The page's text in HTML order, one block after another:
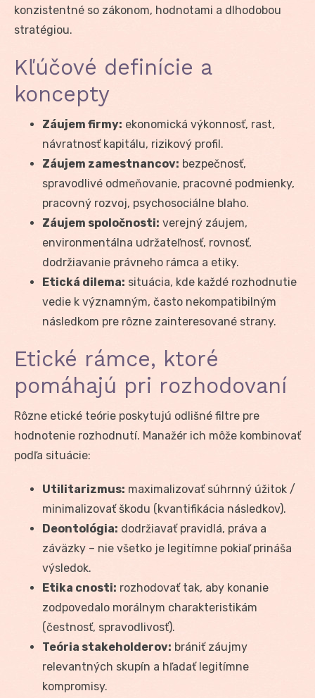
konzistentné so zákonom, hodnotami a dlhodobou
stratégiou.
Kľúčové definície a
koncepty
Záujem firmy: ekonomická výkonnosť, rast,
návratnosť kapitálu, rizikový profil.
Záujem zamestnancov: bezpečnosť,
spravodlivé odmeňovanie, pracovné podmienky,
pracovný rozvoj, psychosociálne blaho.
Záujem spoločnosti: verejný záujem,
environmentálna udržateľnosť, rovnosť,
dodržiavanie právneho rámca a etiky.
Etická dilema: situácia, kde každé rozhodnutie
vedie k významným, často nekompatibilným
následkom pre rôzne zainteresované strany.
Etické rámce, ktoré
pomáhajú pri rozhodovaní
Rôzne etické teórie poskytujú odlišné filtre pre
hodnotenie rozhodnutí. Manažér ich môže kombinovať
podľa situácie:
Utilitarizmus: maximalizovať súhrnný úžitok /
minimalizovať škodu (kvantifikácia následkov).
Deontológia: dodržiavať pravidlá, práva a
záväzky – nie všetko je legitímne pokiaľ prináša
výsledok.
Etika cnosti: rozhodovať tak, aby konanie
zodpovedalo morálnym charakteristikám
(čestnosť, spravodlivosť).
Teória stakeholderov: brániť záujmy
relevantných skupín a hľadať legitímne
kompromisy.